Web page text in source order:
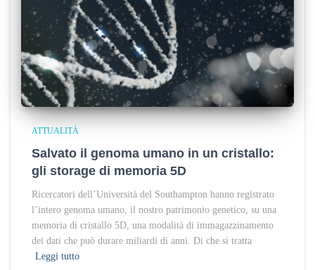
ATTUALITÀ
Salvato il genoma umano in un cristallo:
gli storage di memoria 5D
Ricercatori dell’Università del Southampton hanno registrato
l’intero genoma umano, il nostro patrimonio genetico, su una
memoria di cristallo 5D, una modalità di immagazzinamento
dei dati che può durare miliardi di anni. Di che si tratta
Leggi tutto